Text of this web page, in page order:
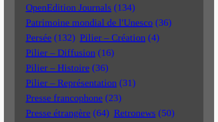
OpenEdition Journals (134)
Patrimoine mondial de l'Unesco (36)
Persée (132) Pilier – Création (4)
Pilier – Diffusion (16)
Pilier – Histoire (36)
Pilier – Représentation (31)
Presse francophone (23)
Presse étrangère (64) Retronews (50)